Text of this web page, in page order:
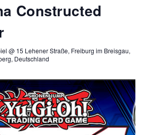
Constructed
@ 15 Lehener Straße, Freiburg im Breisgau,
Deutschland